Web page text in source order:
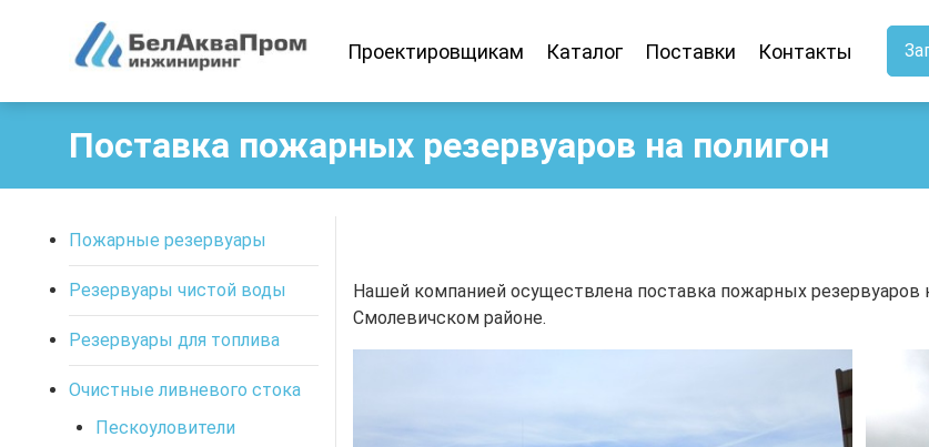
Проектировщикам Каталог Поставки Контакты
Поставка пожарных резервуаров на полигон
Пожарные резервуары
Резервуары чистой воды
Резервуары для топлива
Очистные ливневого стока
Пескоуловители
Нашей компанией осуществлена поставка пожарных
Смолевичском районе.